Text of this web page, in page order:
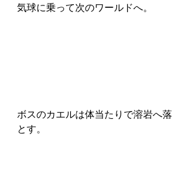
気球に乗って次のワールドへ。
ボスのカエルは体当たりで溶岩へ落
とす。